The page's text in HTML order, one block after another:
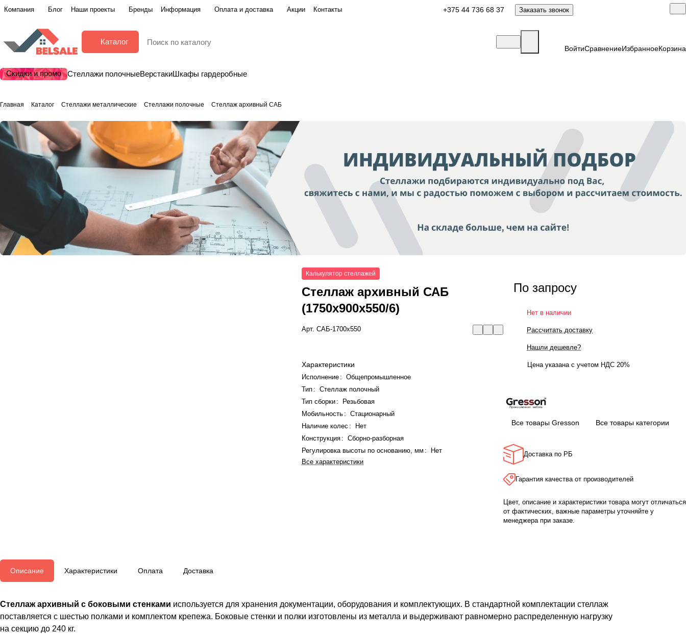
Компания Блог Наши проекты Бренды Информация Оплата и доставка Акции Контакты +375 44 736 68 37 Заказать звонок
Каталог
ВойтиСравнениеИзбранноеКорзина
Скидки и промо Стеллажи полочныеВерстакиШкафы гардеробные
Главная Каталог Стеллажи металлические Стеллажи полочные Стеллаж архивный САБ
Калькулятор стеллажей
Стеллаж архивный САБ
(1750x900x550/6)
Арт.САБ-1700х550
Характеристики
Исполнение :
Общепромышленное
Тип :
Стеллаж полочный
Тип сборки:
Резьбовая
Мобильность :
Стационарный
Наличие колес :
Нет
Конструкция :
Сборно-разборная
Регулировка высоты по основанию, мм :
Нет
Все характеристики
По запросу
Нет в наличии
Рассчитать доставку
Нашли дешевле?
Цена указана с учетом НДС 20%
Все товары Gresson Все товары категории
Доставка по РБ
Гарантия качества от производителей
Цвет, описание и характеристики товара могут отличаться
от фактических, важные параметры уточняйте у
менеджера при заказе.
Описание Характеристики Оплата Доставка
Стеллаж архивный с боковыми стенками используется для хранения документации, оборудования и комплектующих. В стандартной комплектации стеллаж
поставляется с шестью полками и комплектом крепежа. Боковые стенки и полки изготовлены из металла и выдерживают равномерно распределенную нагрузку
на секцию до 240 кг.